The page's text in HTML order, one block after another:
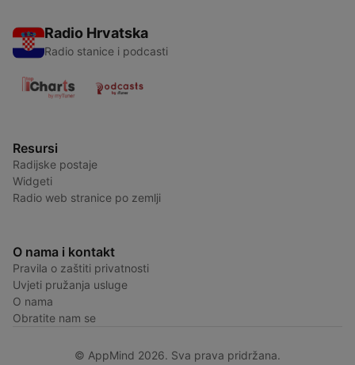
Radio Hrvatska
Radio stanice i podcasti
Resursi
Radijske postaje
Widgeti
Radio web stranice po zemlji
O nama i kontakt
Pravila o zaštiti privatnosti
Uvjeti pružanja usluge
O nama
Obratite nam se
© AppMind 2026. Sva prava pridržana.